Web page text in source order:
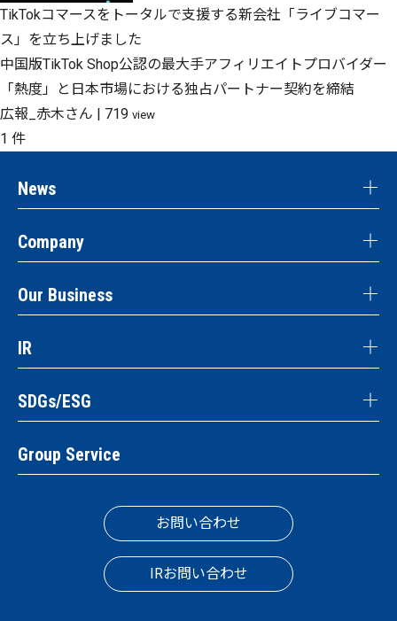
TikTokコマースをトータルで支援する新会社「ライブコマー
ス」を立ち上げました
中国版TikTok Shop公認の最大手アフィリエイトプロバイダー
「熱度」と日本市場における独占パートナー契約を締結
広報_赤木さん | 719 view
1 件
News
Company
Our Business
IR
SDGs/ESG
Group Service
お問い合わせ
IRお問い合わせ